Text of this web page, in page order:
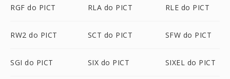
RGF do PICT RLA do PICT RLE do PICT
RW2 do PICT SCT do PICT SFW do PICT
SGI do PICT SIX do PICT SIXEL do PICT